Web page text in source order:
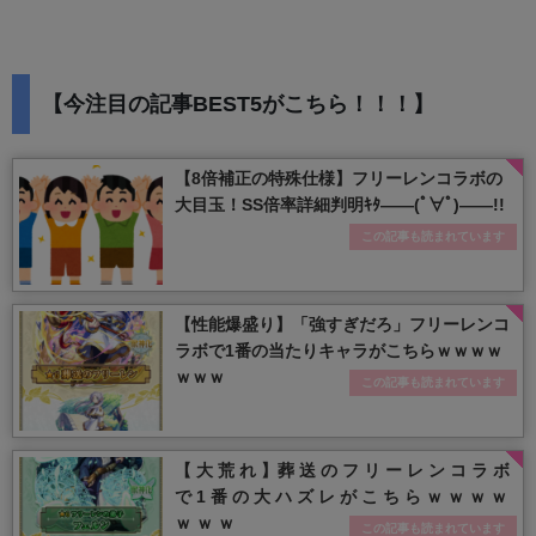
【今注目の記事BEST5がこちら！！！】
【8倍補正の特殊仕様】フリーレンコラボの
大目玉！SS倍率詳細判明ｷﾀ――(ﾟ∀ﾟ)――!!
この記事も読まれています
【性能爆盛り】「強すぎだろ」フリーレンコ
ラボで1番の当たりキャラがこちらｗｗｗｗ
ｗｗｗ
この記事も読まれています
【 大 荒 れ 】葬 送 の フ リ ー レ ン コ ラ ボ
で 1 番 の 大 ハ ズ レ が こ ち ら ｗ ｗ ｗ ｗ
ｗ ｗ ｗ
この記事も読まれています